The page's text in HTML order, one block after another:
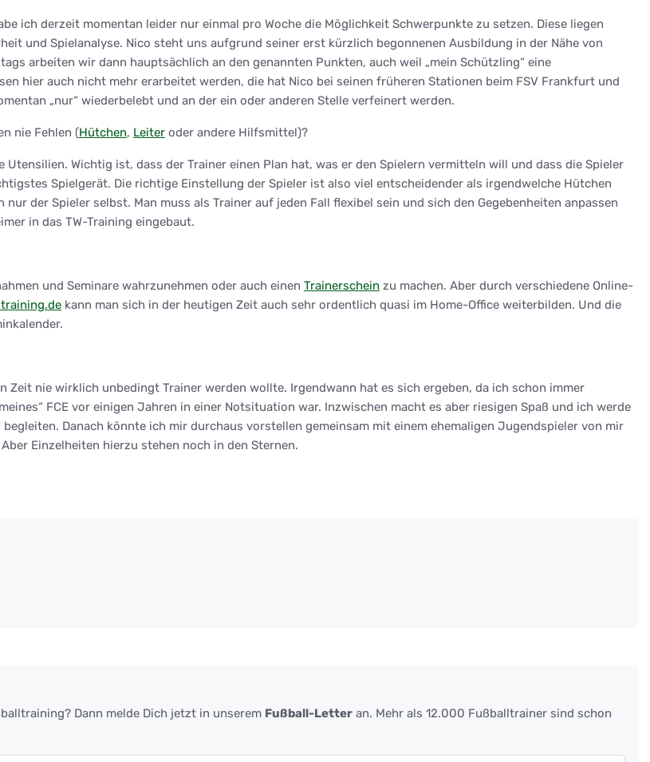
ich derzeit momentan leider nur einmal pro Woche die Möglichkeit Schwerpunkte zu setzen. Diese liegen
und Spielanalyse. Nico steht uns aufgrund seiner erst kürzlich begonnenen Ausbildung in der Nähe von
arbeiten wir dann hauptsächlich an den genannten Punkten, auch weil „mein Schützling“ eine
hier auch nicht mehr erarbeitet werden, die hat Nico bei seinen früheren Stationen beim FSV Frankfurt und
„nur“ wiederbelebt und an der ein oder anderen Stelle verfeinert werden.
nie Fehlen (Hütchen, Leiter oder andere Hilfsmittel)?
Wichtig ist, dass der Trainer einen Plan hat, was er den Spielern vermitteln will und dass die Spieler
Spielgerät. Die richtige Einstellung der Spieler ist also viel entscheidender als irgendwelche Hütchen
der Spieler selbst. Man muss als Trainer auf jeden Fall flexibel sein und sich den Gegebenheiten anpassen
in das TW-Training eingebaut.
und Seminare wahrzunehmen oder auch einen Trainerschein zu machen. Aber durch verschiedene Online-
kann man sich in der heutigen Zeit auch sehr ordentlich quasi im Home-Office weiterbilden. Und die
Zeit nie wirklich unbedingt Trainer werden wollte. Irgendwann hat es sich ergeben, da ich schon immer
FCE vor einigen Jahren in einer Notsituation war. Inzwischen macht es aber riesigen Spaß und ich werde
Danach könnte ich mir durchaus vorstellen gemeinsam mit einem ehemaligen Jugendspieler von mir
Einzelheiten hierzu stehen noch in den Sternen.
Dann melde Dich jetzt in unserem Fußball-Letter an. Mehr als 12.000 Fußballtrainer sind schon